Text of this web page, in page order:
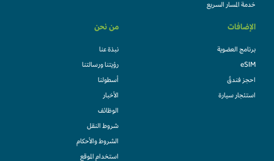
خدمة المسار السريع
الإضافات
برنامج العضوية
eSIM
احجز فندقً
استئجار سيارة
من نحن
نبذة عنا
رؤيتنا ورسالتنا
أسطولنا
الأخبار
الوظائف
شروط النقل
الشروط والأحكام
استخدام الموقع